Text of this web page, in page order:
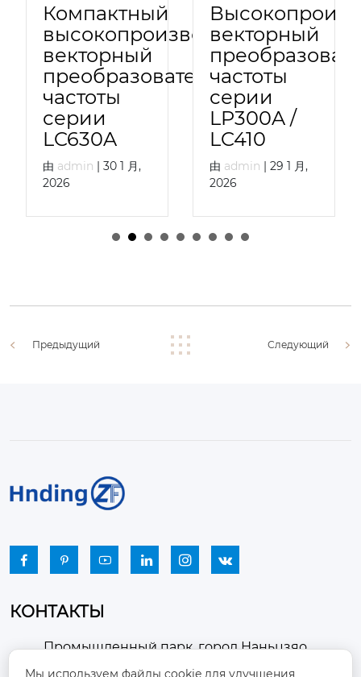
Компактный
высокопроизводительный
векторный
преобразователь
частоты
серии
LC630A
由 admin | 30 1 月,
2026
векторный
частоты
серии
LP300A /
LC410
由 admin | 29 1 月,
2026
Предыдущий Следующий
     
КОНТАКТЫ

Промышленный парк, город Наньцзяо,
район Чжоуцунь, город Цзыбо, провинция
Мы используем файлы cookie для улучшения